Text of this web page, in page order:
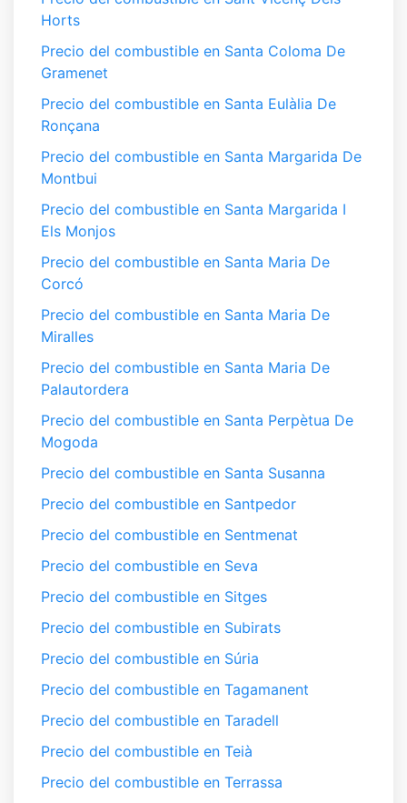
Horts
Precio del combustible en Santa Coloma De
Gramenet
Precio del combustible en Santa Eulàlia De
Ronçana
Precio del combustible en Santa Margarida De
Montbui
Precio del combustible en Santa Margarida I
Els Monjos
Precio del combustible en Santa Maria De
Corcó
Precio del combustible en Santa Maria De
Miralles
Precio del combustible en Santa Maria De
Palautordera
Precio del combustible en Santa Perpètua De
Mogoda
Precio del combustible en Santa Susanna
Precio del combustible en Santpedor
Precio del combustible en Sentmenat
Precio del combustible en Seva
Precio del combustible en Sitges
Precio del combustible en Subirats
Precio del combustible en Súria
Precio del combustible en Tagamanent
Precio del combustible en Taradell
Precio del combustible en Teià
Precio del combustible en Terrassa